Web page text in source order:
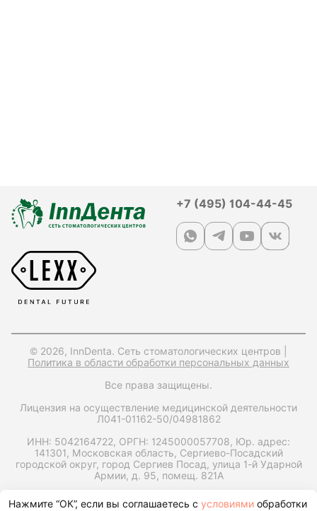
+7 (495) 104-44-45
© 2026, InnDenta. Сеть стоматологических центров |
Политика в области обработки персональных данных
Все права защищены.
Лицензия на осуществление медицинской деятельности
Л041-01162-50/04981862
ИНН: 5042164722, ОРГН: 1245000057708, Юр. адрес:
141301, Московская область, Сергиево-Посадский
городской округ, город Сергиев Посад, улица 1-й Ударной
Армии, д. 95, помещ. 821А
Запрос справки на налоговый вычет
Нажмите “ОК”, если вы соглашаетесь с условиями обработки